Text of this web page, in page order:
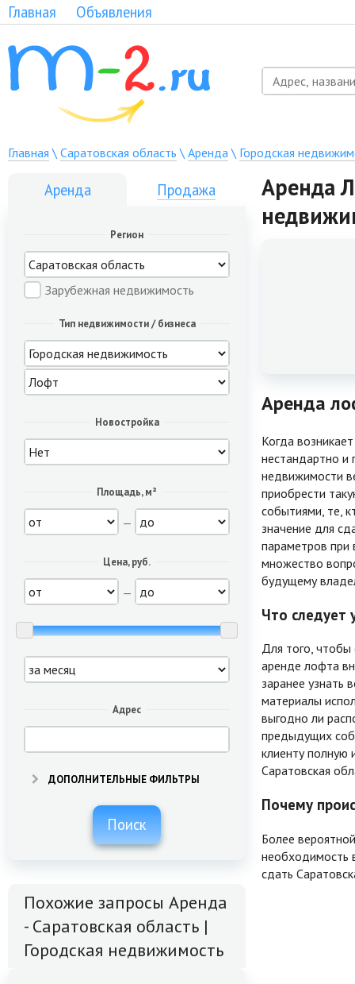
Главная Объявления
Главная \ Саратовская область \ Аренда\ Городская
Аренда Продажа
Регион
Зарубежная недвижимость
Тип недвижимости / бизнеса
Новостройка
Площадь, м²
—
Цена, руб.
—
Адрес
ДОПОЛНИТЕЛЬНЫЕ ФИЛЬТРЫ
Поиск
Похожие запросы Аренда
- Саратовская область |
Городская недвижимость
Аренда
Аренда
Когда
нестандартно
недвижимости
приобрести
событиями, те,
значение для
параметров при
множество
будущему
Что следует
Для того,
аренде лофта
заранее узнать
материалы
выгодно ли
предыдущих
клиенту полную
Саратовская
Почему
Более
необходимость
сдать